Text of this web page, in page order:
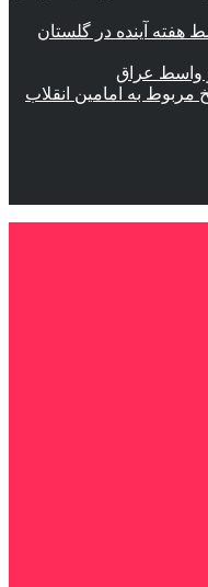
هفته آینده در گلستان
واسط عراق
مربوط به امامین انقلاب